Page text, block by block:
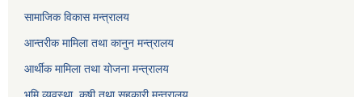
सामाजिक विकास मन्त्रालय
आन्तरीक मामिला तथा कानुन मन्त्रालय
आर्थीक मामिला तथा योजना मन्त्रालय
भूमि व्यवस्था, कृषी तथा सहकारी मन्त्रालय